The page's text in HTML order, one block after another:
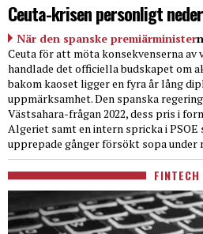
Ceuta-krisen personligt
När den spanske premiärministern
Ceuta för att möta konsekvenserna av
handlade det officiella budskapet om
bakom kaoset ligger en fyra år lång
uppmärksamhet. Den spanska
Västsahara-frågan 2022, dess pris i
Algeriet samt en intern spricka i
upprepade gånger försökt sopa under
FINTECH